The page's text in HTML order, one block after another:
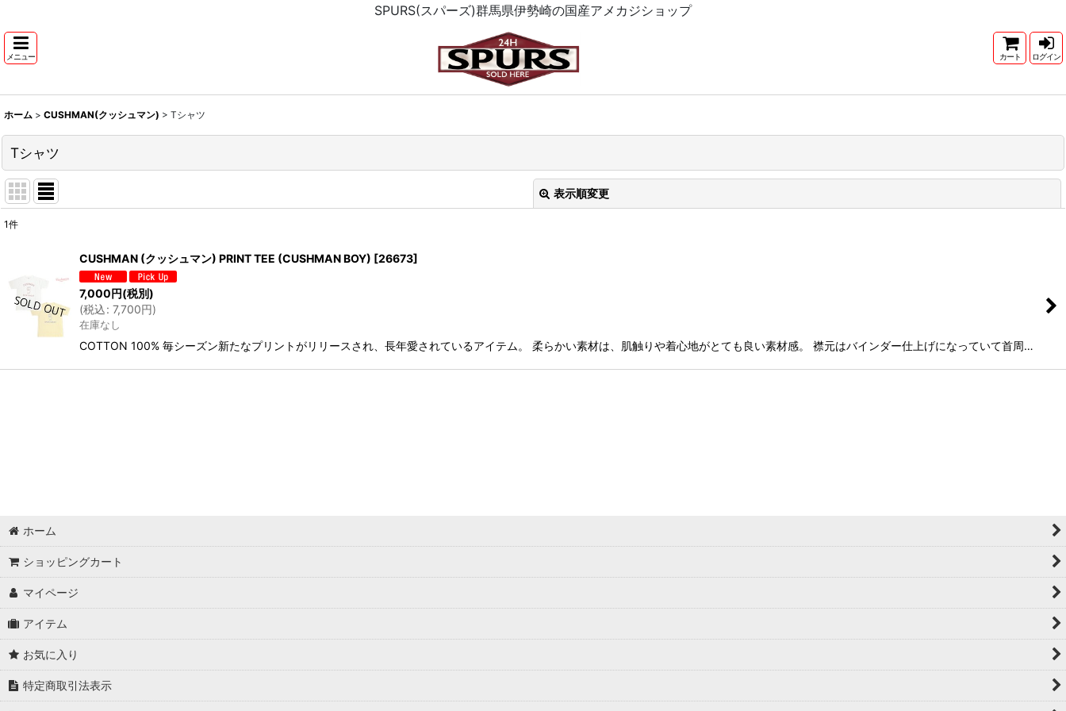
SPURS(スパーズ)群馬県伊勢崎の国産アメカジショップ
メニュー カート ログイン
ホーム > CUSHMAN(クッシュマン) > Tシャツ
Tシャツ
表示順変更
並び順
1件
CUSHMAN (クッシュマン) PRINT TEE (CUSHMAN BOY) [26673]
7,000円(税別)
(税込: 7,700円)
在庫なし
COTTON 100% 毎シーズン新たなプリントがリリースされ、長年愛されているアイテム。 柔らかい素材は、肌触りや着心地がとても良い素材感。 襟元はバインダー仕上げになっていて首周…
ホーム
ショッピングカート
マイページ
アイテム
お気に入り
特定商取引法表示